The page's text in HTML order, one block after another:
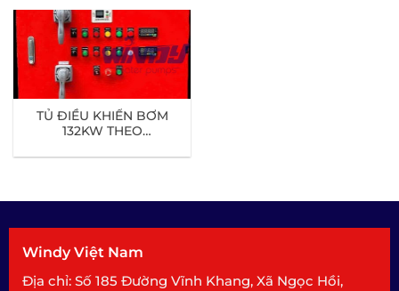
TỦ ĐIỀU KHIỂN BƠM
132KW THEO
Windy Việt Nam
Địa chỉ: Số 185 Đường Vĩnh Khang, Xã Ngọc Hồi,